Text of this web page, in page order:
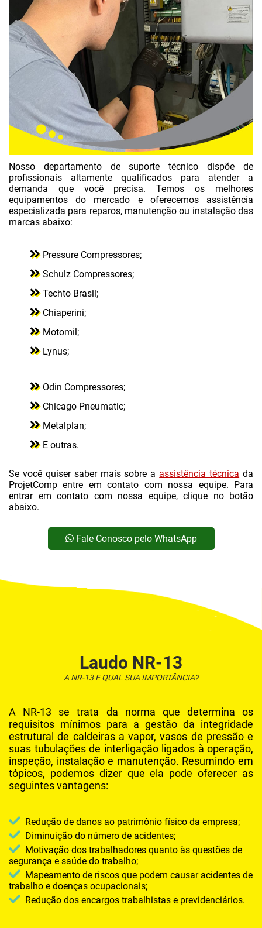
COMPRESSOR ODIN
COMPRESSOR PRESSURE
COMPRESSOR SCHULZ
COMPRESSOR TECHTO BRASIL
COMPRESSORES CHIAPERINI
COMPRESSORES CHICAGO PNEUMATIC
COMPRESSORES LYNUS
COMPRESSORES METALPLAN
COMPRESSORES MOTOMIL
COMPRESSORES ODIN
COMPRESSORES PRESSURE
COMPRESSORES TECHTO BRASIL
ESTRUTURAS METÁLICAS EM SUZANO
INSTALAÇÃO DE REDE DE AR COMPRIMIDO
INSTALAÇÃO DE REDE DE AR EM SUZANO
LOCAÇÃO DE COMPRESSOR DE AR
LOCAÇÃO DE COMPRESSOR DE AR EM SUZANO
LOCAÇÃO DE COMPRESSOR PARAFUSO
LOCAÇÃO DE COMPRESSOR PISTÃO
MANUTENÇÃO CORRETIVA DE COMPRESSOR DE AR
MANUTENÇÃO DE COMPRESSOR DE AR INDUSTRIAL EM SUZANO
MANUTENÇÃO DE COMPRESSOR DE AR INDUSTRIAL SCHULZ
MANUTENÇÃO DE COMPRESSORES INDUSTRIAIS
MANUTENÇÃO DE REDE DE AR COMPRIMIDO
MANUTENÇÃO EM COMPRESSOR INDUSTRIAL
MANUTENÇÃO EM COMPRESSORES DE AR PARAFUSO
MANUTENÇÃO EM LAVADORA DE ALTA PRESSÃO
MANUTENÇÃO PREVENTIVA COMPRESSOR SCHULZ
REDE DE AR INDUSTRIAL
SERVIÇO DE MANUTENÇÃO EM COMPRESSORES DE AR
SERVIÇOS PARA COMPRESSOR DE AR
TRATAMENTO DO AR COMPRIMIDO
Nosso departamento de suporte técnico dispõe de
profissionais altamente qualificados para atender a
demanda que você precisa. Temos os melhores
equipamentos do mercado e oferecemos assistência
especializada para reparos, manutenção ou instalação das
marcas abaixo:
Pressure Compressores;
Schulz Compressores;
Techto Brasil;
Chiaperini;
Motomil;
Lynus;
Odin Compressores;
Chicago Pneumatic;
Metalplan;
E outras.
Se você quiser saber mais sobre a assistência técnica da
ProjetComp entre em contato com nossa equipe. Para
entrar em contato com nossa equipe, clique no botão
abaixo.
Fale Conosco pelo WhatsApp
Laudo NR-13
A NR-13 E QUAL SUA IMPORTÂNCIA?
A NR-13 se trata da norma que determina os
requisitos mínimos para a gestão da integridade
estrutural de caldeiras a vapor, vasos de pressão e
suas tubulações de interligação ligados à operação,
inspeção, instalação e manutenção. Resumindo em
tópicos, podemos dizer que ela pode oferecer as
seguintes vantagens:
Redução de danos ao patrimônio físico da empresa;
Diminuição do número de acidentes;
Motivação dos trabalhadores quanto às questões de
segurança e saúde do trabalho;
Mapeamento de riscos que podem causar acidentes de
trabalho e doenças ocupacionais;
Redução dos encargos trabalhistas e previdenciários.